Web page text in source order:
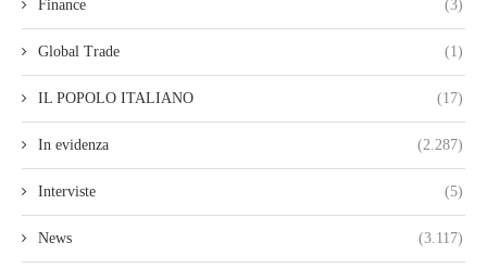
Finance (3)
Global Trade (1)
IL POPOLO ITALIANO (17)
In evidenza (2.287)
Interviste (5)
News (3.117)